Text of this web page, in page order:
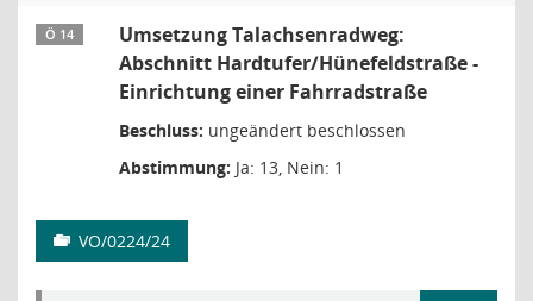
Ö 14
Umsetzung Talachsenradweg:
Abschnitt Hardtufer/Hünefeldstraße -
Einrichtung einer Fahrradstraße
Beschluss: ungeändert beschlossen
Abstimmung: Ja: 13, Nein: 1
VO/0224/24